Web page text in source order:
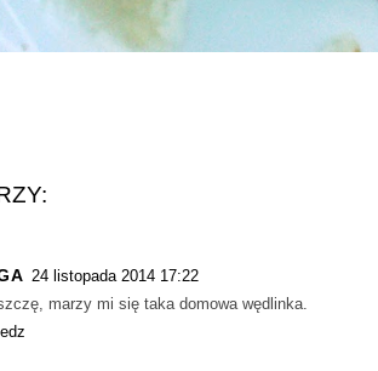
24 listopada 2014 17:22
marzy mi się taka domowa wędlinka.